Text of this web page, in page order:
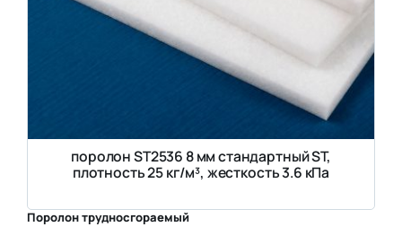
поролон ST2536 8 мм стандартный ST,
плотность 25 кг/м³, жесткость 3.6 кПа
Поролон трудносгораемый